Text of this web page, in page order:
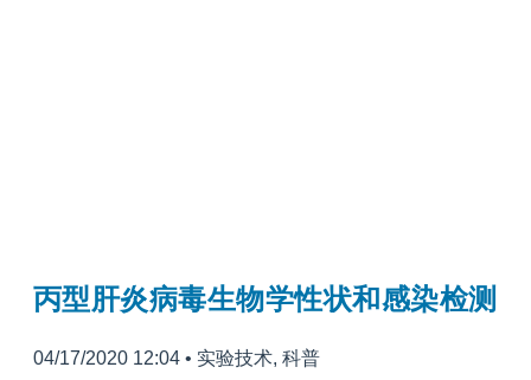
丙型肝炎病毒生物学性状和感染检测
04/17/2020 12:04 • 实验技术, 科普